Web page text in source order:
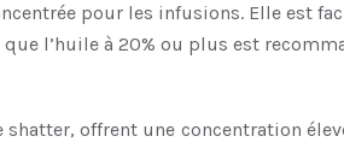
pour les infusions. Elle est
l’huile à 20% ou plus est
shatter, offrent une concentration